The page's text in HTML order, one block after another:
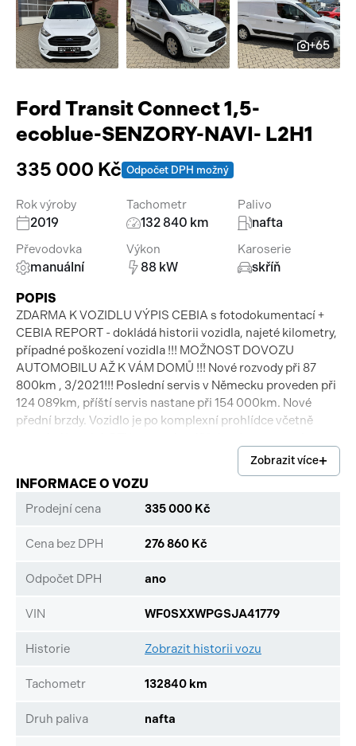
Pracovní stroje
Náhradní díly
Auto a život
Videa
+65
Ford Transit Connect 1,5-
ecoblue-SENZORY-NAVI- L2H1
335 000 Kč Odpočet DPH možný
Rok výroby
2019
Tachometr
132 840 km
Palivo
nafta
Převodovka
manuální
Výkon
88 kW
Karoserie
skříň
POPIS
ZDARMA K VOZIDLU VÝPIS CEBIA s fotodokumentací +
CEBIA REPORT - dokládá historii vozidla, najeté kilometry,
případné poškození vozidla !!! MOŽNOST DOVOZU
AUTOMOBILU AŽ K VÁM DOMŮ !!! Nové rozvody při 87
800km , 3/2021!!! Poslední servis v Německu proveden při
124 089km, příští servis nastane při 154 000km. Nové
přední brzdy. Vozidlo je po komplexní prohlídce včetně
Garance původu a počtu najetých kilometrů. ZÁRUKA NA
VOZIDLO 12 MĚSÍCŮ. Dále nabízíme sjednaní pojištění
záruk od Colonnade Insurance až na 36 měsíců.
Zobrazit více
INFORMACE O VOZU
Prodejní cena 335 000 Kč
Cena bez DPH 276 860 Kč
Odpočet DPH ano
VIN WF0SXXWPGSJA41779
Historie Zobrazit historii vozu
Tachometr 132840 km
Druh paliva nafta